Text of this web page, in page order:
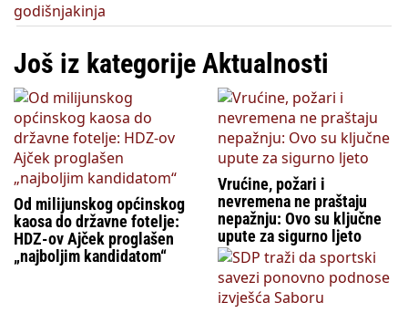
Još iz kategorije Aktualnosti
Od milijunskog općinskog
kaosa do državne fotelje:
HDZ-ov Ajček proglašen
„najboljim kandidatom“
Vrućine, požari i
nevremena ne praštaju
nepažnju: Ovo su ključne
upute za sigurno ljeto